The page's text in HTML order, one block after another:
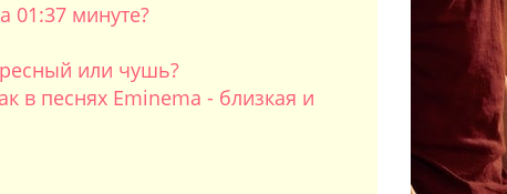
01:37 минуте?
или чушь?
в песнях Eminema - близкая и